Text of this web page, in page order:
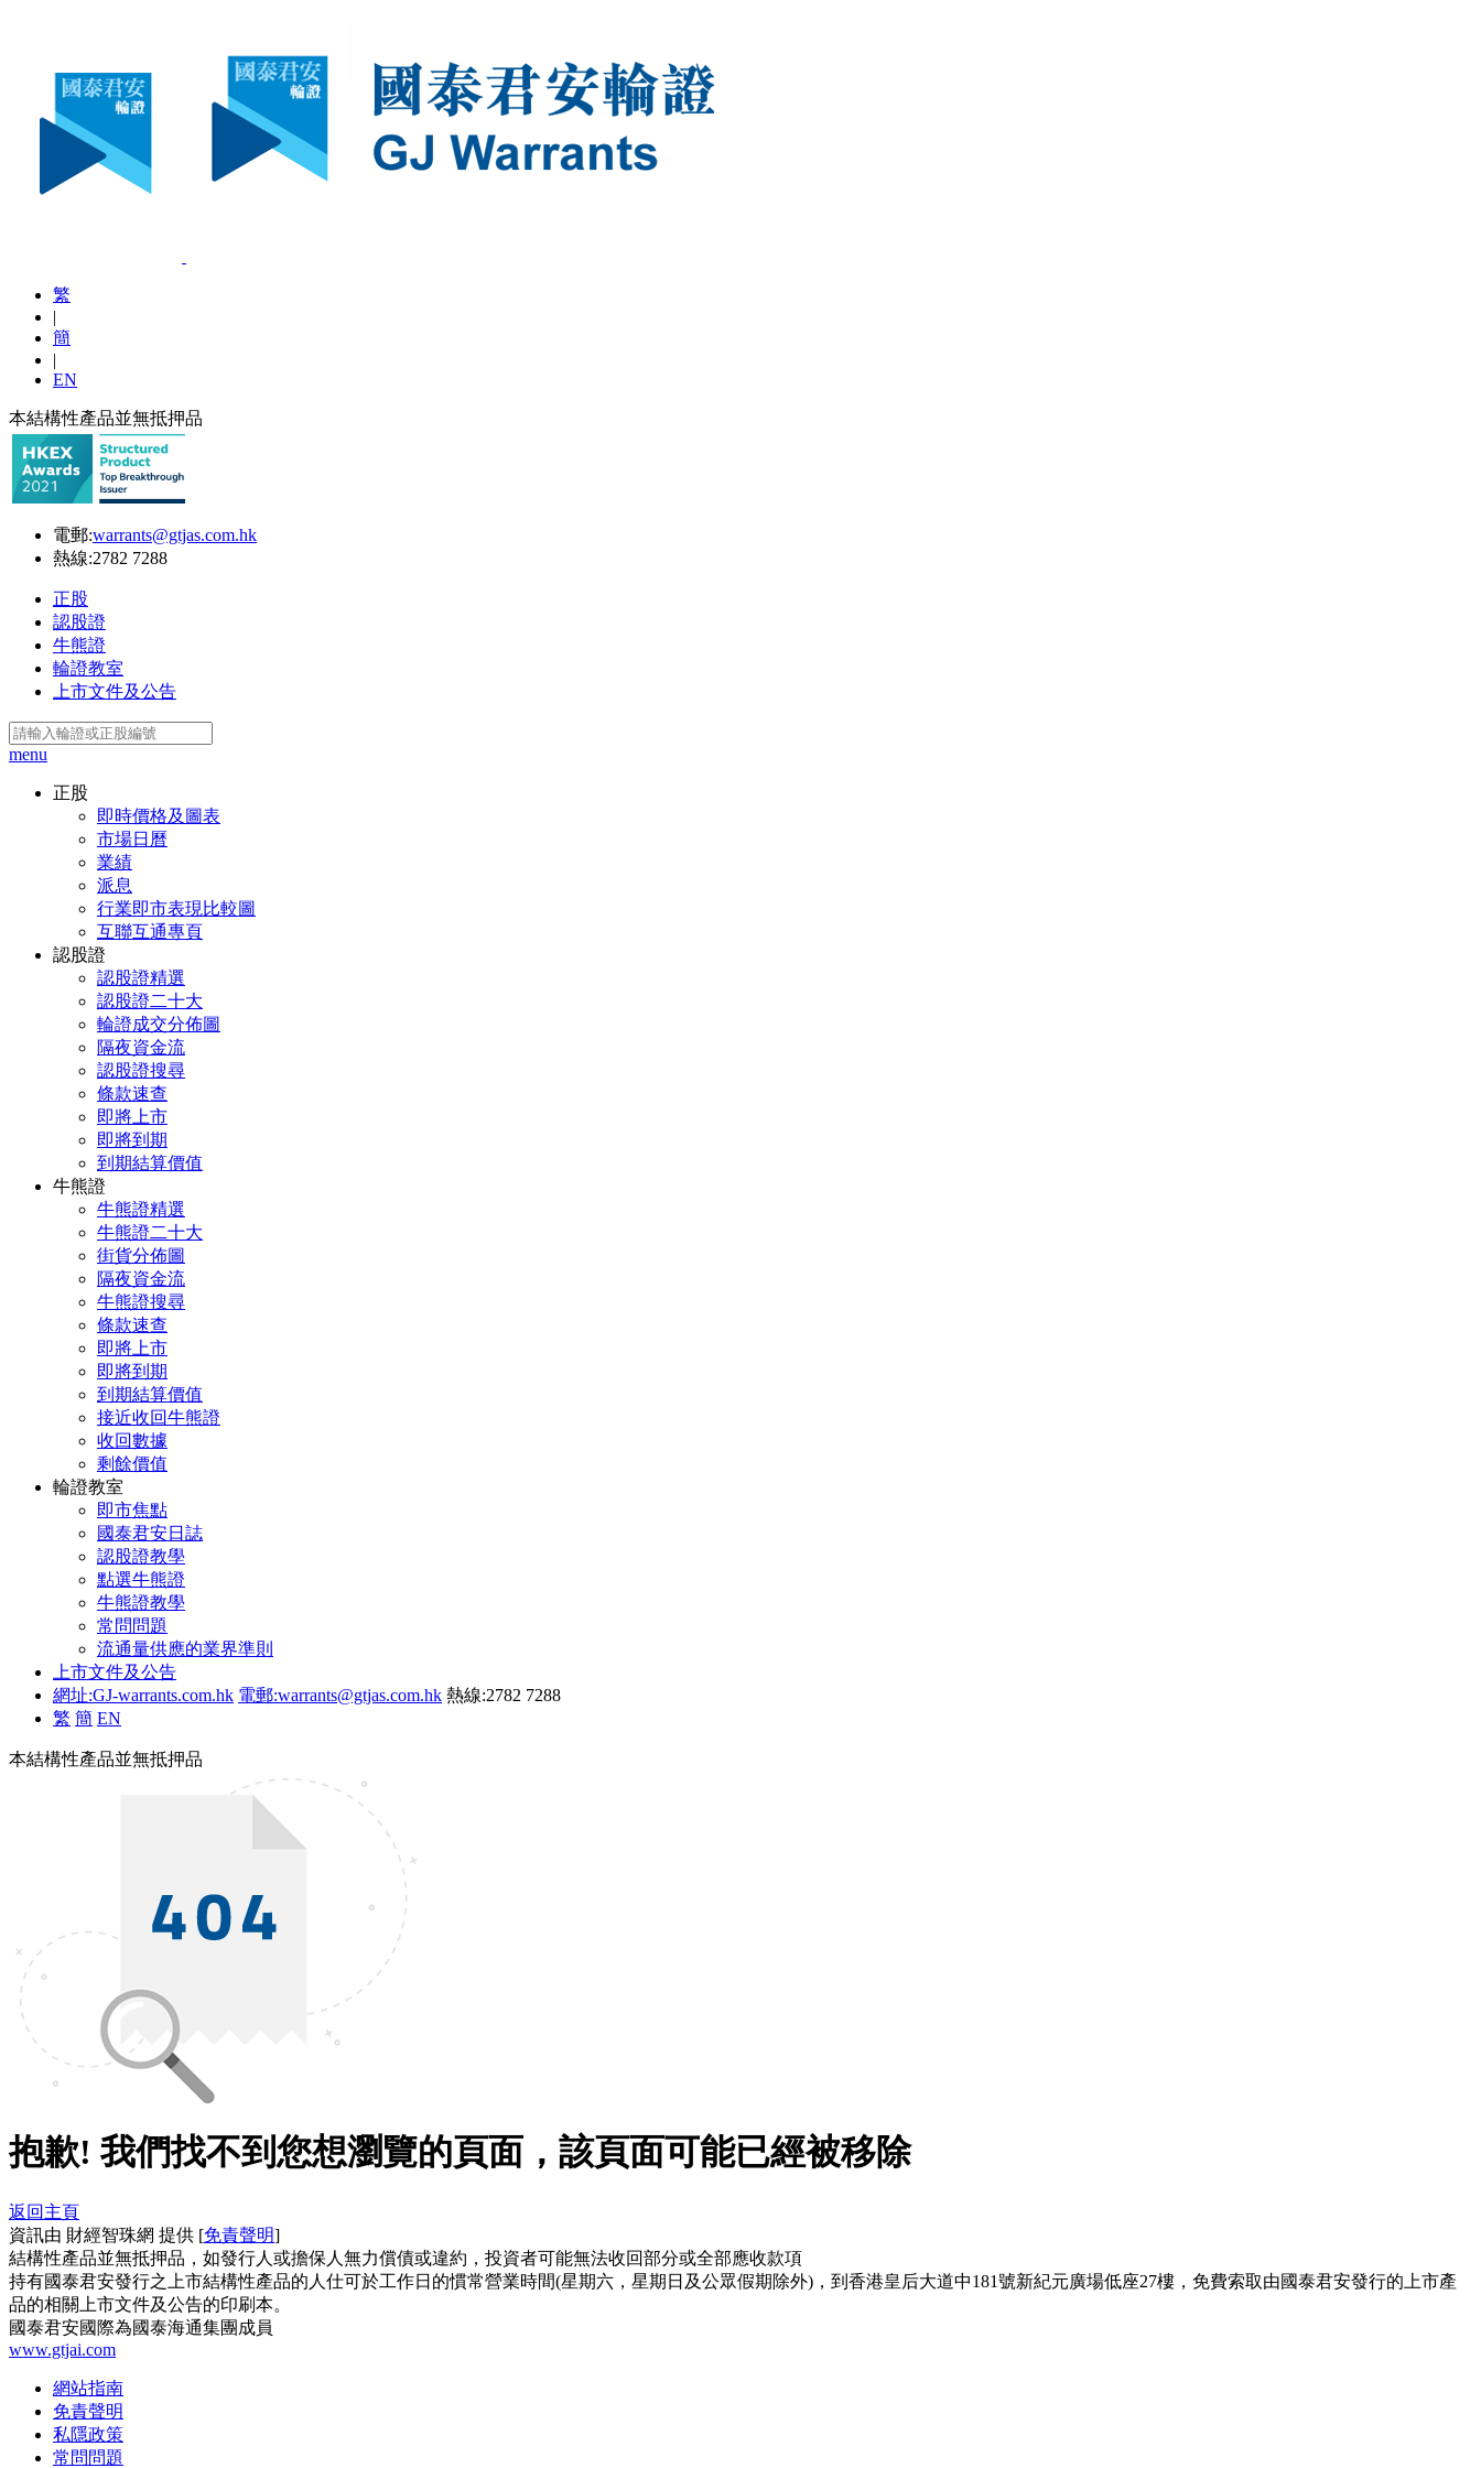
繁
|
簡
|
EN
本結構性產品並無抵押品
電郵:warrants@gtjas.com.hk
熱線:2782 7288
正股
認股證
牛熊證
輪證教室
上市文件及公告
menu
正股
即時價格及圖表
市場日曆
業績
派息
行業即市表現比較圖
互聯互通專頁
認股證
認股證精選
認股證二十大
輪證成交分佈圖
隔夜資金流
認股證搜尋
條款速查
即將上市
即將到期
到期結算價值
牛熊證
牛熊證精選
牛熊證二十大
街貨分佈圖
隔夜資金流
牛熊證搜尋
條款速查
即將上市
即將到期
到期結算價值
接近收回牛熊證
收回數據
剩餘價值
輪證教室
即市焦點
國泰君安日誌
認股證教學
點選牛熊證
牛熊證教學
常問問題
流通量供應的業界準則
上市文件及公告
網址:GJ-warrants.com.hk 電郵:warrants@gtjas.com.hk 熱線:2782 7288
繁 簡 EN
本結構性產品並無抵押品
抱歉! 我們找不到您想瀏覽的頁面，該頁面可能已經被移除
返回主頁
資訊由 財經智珠網 提供 [免責聲明]
結構性產品並無抵押品，如發行人或擔保人無力償債或違約，投資者可能無法收回部分或全部應收款項
持有國泰君安發行之上市結構性產品的人仕可於工作日的慣常營業時間(星期六，星期日及公眾假期除外)，到香港皇后大道中181號新紀元廣場低座27樓，免費索取由國泰君安發行的上市產
品的相關上市文件及公告的印刷本。
國泰君安國際為國泰海通集團成員
www.gtjai.com
網站指南
免責聲明
私隱政策
常問問題